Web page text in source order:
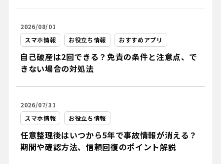
2026/08/01
スマホ情報
お役立ち情報 おすすめアプリ
自己破産は2回できる？免責の条件と注意点、で
きない場合の対処法
2026/07/31
スマホ情報
お役立ち情報
任意整理後はいつから5年で事故情報が消える？
期間や確認方法、信頼回復のポイント解説